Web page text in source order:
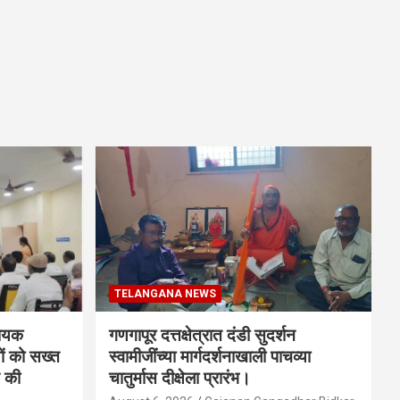
को सख्त
TELANGANA NEWS
गणगापूर दत्तक्षेत्रात दंडी सुदर्शन
स्वामीजींच्या मार्गदर्शनाखाली पाचव्या
चातुर्मास दीक्षेला प्रारंभ।